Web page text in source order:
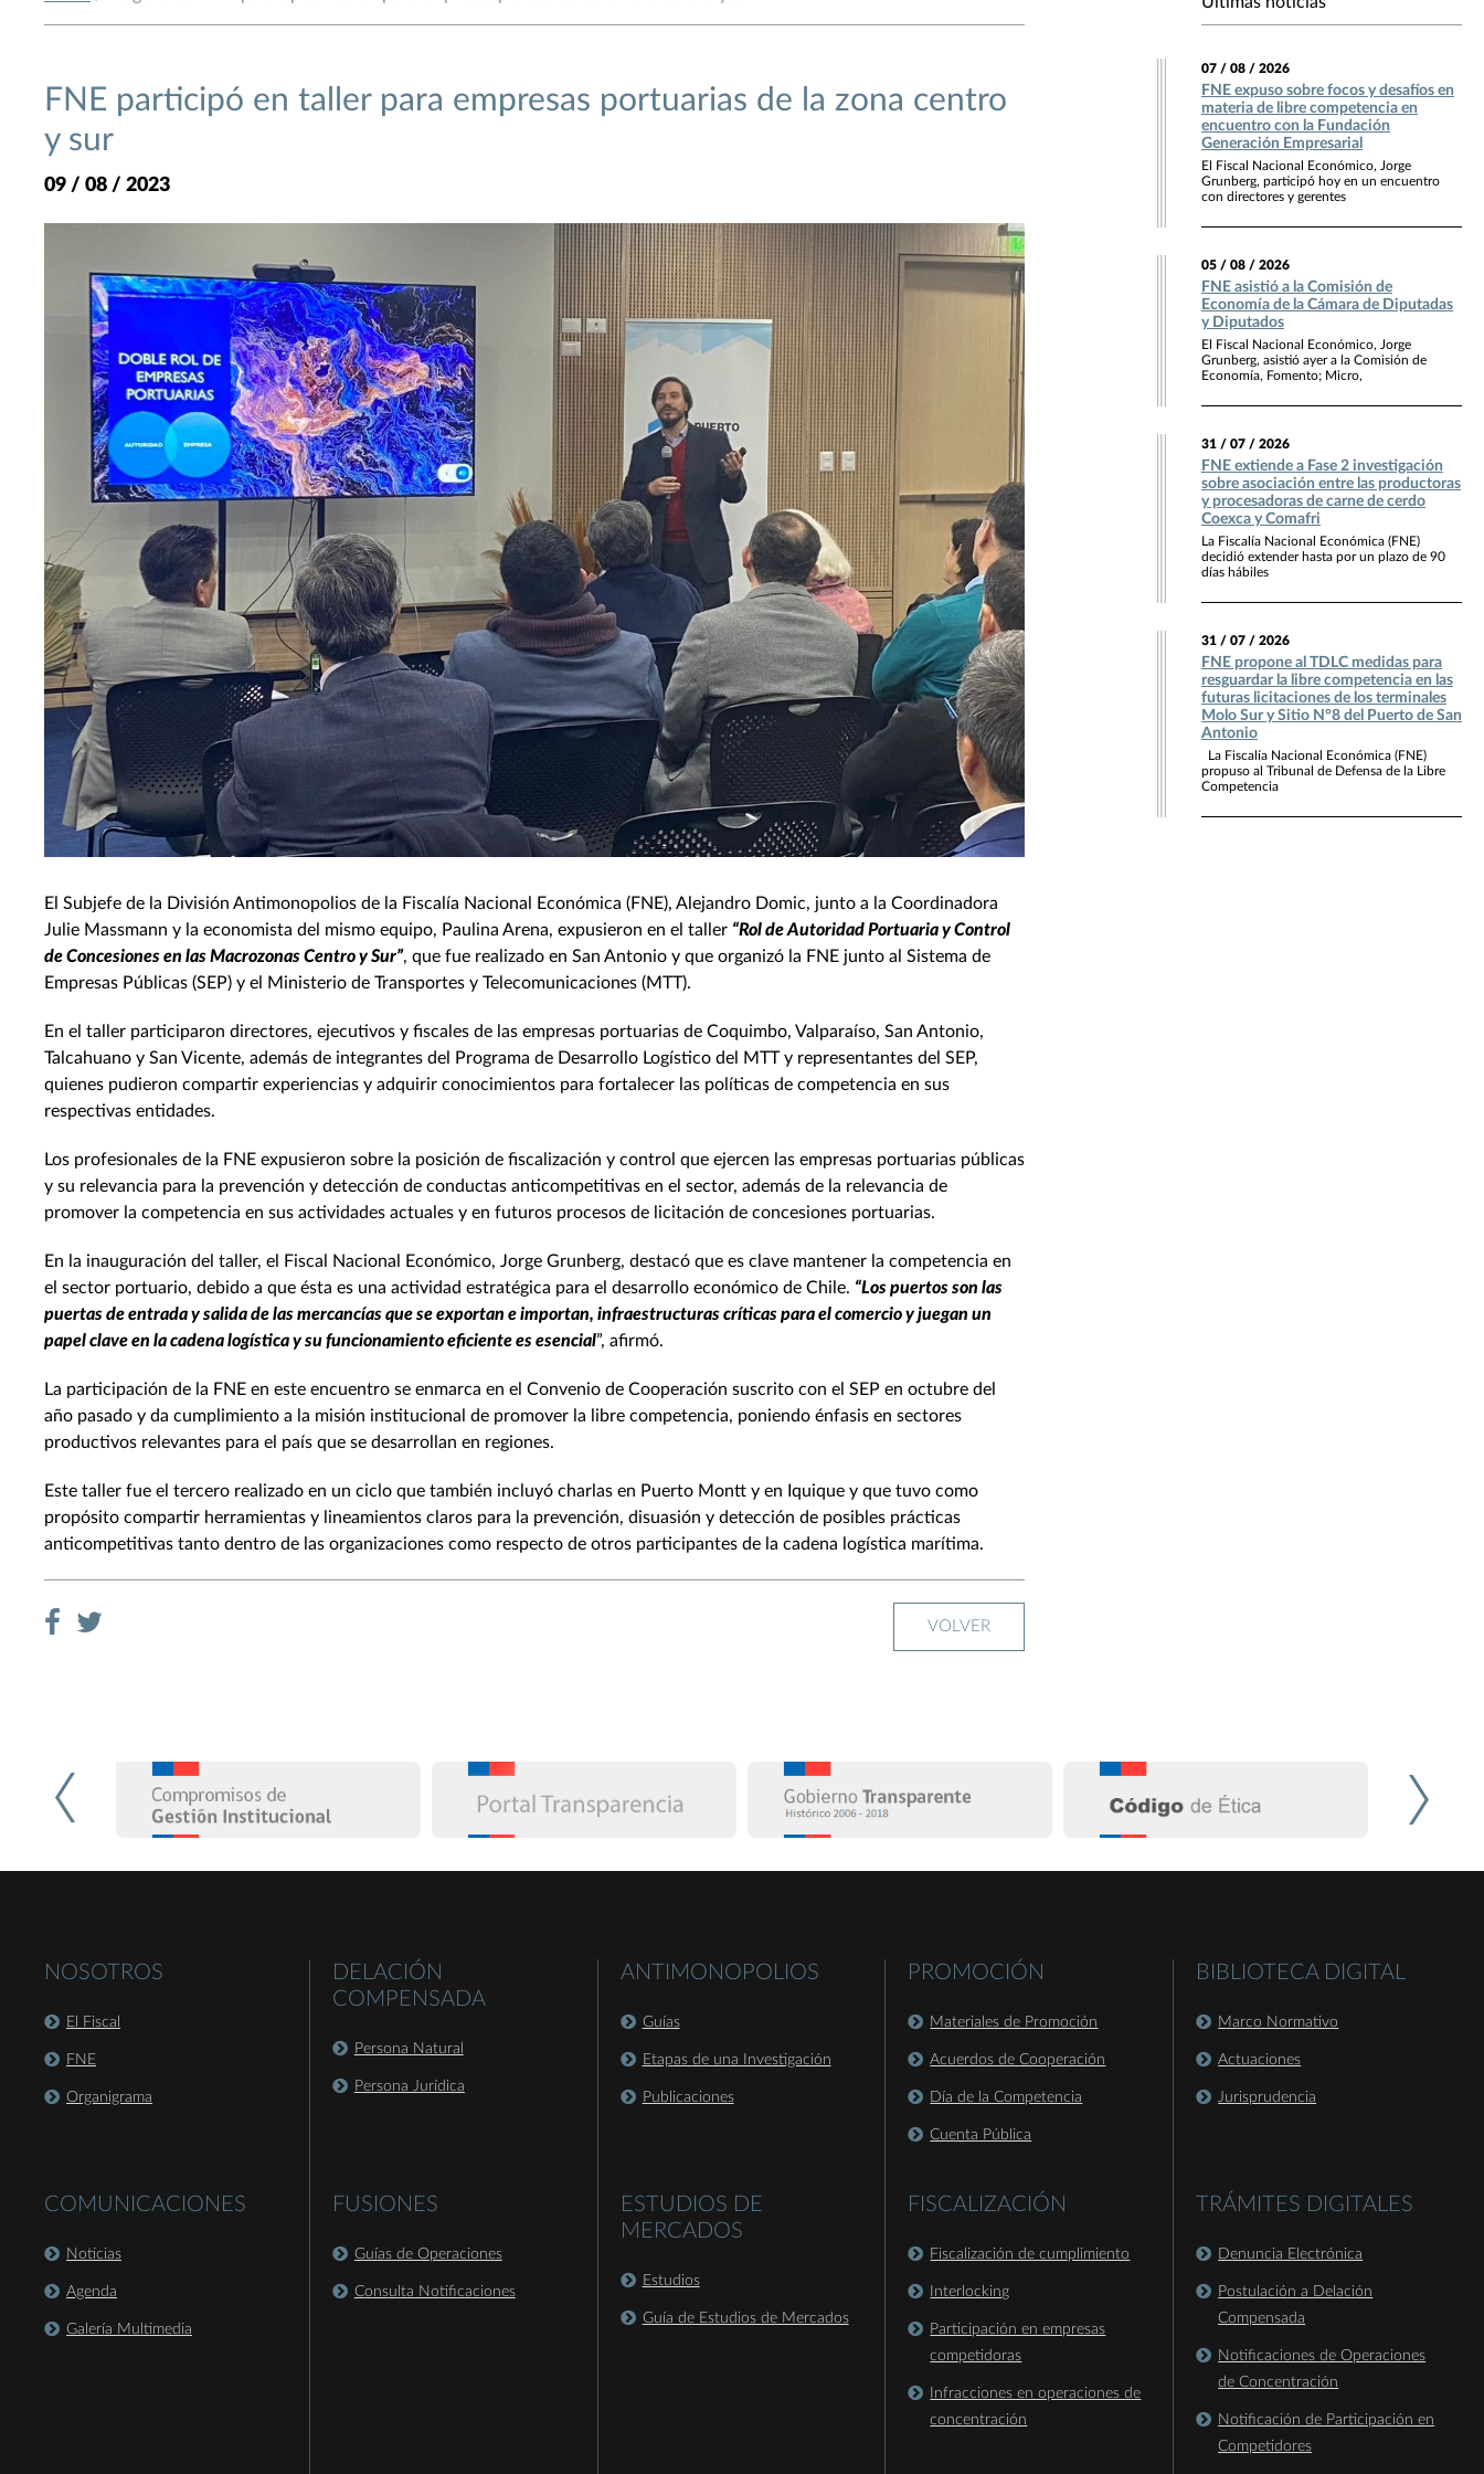
FNE participó en taller para empresas portuarias de la zona centro
y sur
09 / 08 / 2023
El Subjefe de la División Antimonopolios de la Fiscalía Nacional Económica (FNE), Alejandro Domic, junto a la Coordinadora
Julie Massmann y la economista del mismo equipo, Paulina Arena, expusieron en el taller “Rol de Autoridad Portuaria y Control
de Concesiones en las Macrozonas Centro y Sur”, que fue realizado en San Antonio y que organizó la FNE junto al Sistema de
Empresas Públicas (SEP) y el Ministerio de Transportes y Telecomunicaciones (MTT).
En el taller participaron directores, ejecutivos y fiscales de las empresas portuarias de Coquimbo, Valparaíso, San Antonio,
Talcahuano y San Vicente, además de integrantes del Programa de Desarrollo Logístico del MTT y representantes del SEP,
quienes pudieron compartir experiencias y adquirir conocimientos para fortalecer las políticas de competencia en sus
respectivas entidades.
Los profesionales de la FNE expusieron sobre la posición de fiscalización y control que ejercen las empresas portuarias públicas
y su relevancia para la prevención y detección de conductas anticompetitivas en el sector, además de la relevancia de
promover la competencia en sus actividades actuales y en futuros procesos de licitación de concesiones portuarias.
En la inauguración del taller, el Fiscal Nacional Económico, Jorge Grunberg, destacó que es clave mantener la competencia en
el sector portuario, debido a que ésta es una actividad estratégica para el desarrollo económico de Chile. “Los puertos son las
puertas de entrada y salida de las mercancías que se exportan e importan, infraestructuras críticas para el comercio y juegan un
papel clave en la cadena logística y su funcionamiento eficiente es esencial”, afirmó.
La participación de la FNE en este encuentro se enmarca en el Convenio de Cooperación suscrito con el SEP en octubre del
año pasado y da cumplimiento a la misión institucional de promover la libre competencia, poniendo énfasis en sectores
productivos relevantes para el país que se desarrollan en regiones.
Este taller fue el tercero realizado en un ciclo que también incluyó charlas en Puerto Montt y en Iquique y que tuvo como
propósito compartir herramientas y lineamientos claros para la prevención, disuasión y detección de posibles prácticas
anticompetitivas tanto dentro de las organizaciones como respecto de otros participantes de la cadena logística marítima.
VOLVER
07 / 08 / 2026
FNE expuso sobre focos y desafíos en
materia de libre competencia en
encuentro con la Fundación
Generación Empresarial
El Fiscal Nacional Económico, Jorge
Grunberg, participó hoy en un encuentro
con directores y gerentes
05 / 08 / 2026
FNE asistió a la Comisión de
Economía de la Cámara de Diputadas
y Diputados
El Fiscal Nacional Económico, Jorge
Grunberg, asistió ayer a la Comisión de
Economía, Fomento; Micro,
31 / 07 / 2026
FNE extiende a Fase 2 investigación
sobre asociación entre las productoras
y procesadoras de carne de cerdo
Coexca y Comafri
La Fiscalía Nacional Económica (FNE)
decidió extender hasta por un plazo de 90
días hábiles
31 / 07 / 2026
FNE propone al TDLC medidas para
resguardar la libre competencia en las
futuras licitaciones de los terminales
Molo Sur y Sitio N°8 del Puerto de San
Antonio
La Fiscalía Nacional Económica (FNE)
propuso al Tribunal de Defensa de la Libre
Competencia
NOSOTROS
El Fiscal
FNE
Organigrama
COMUNICACIONES
Noticias
Agenda
Galería Multimedia
DELACIÓN
COMPENSADA
Persona Natural
Persona Jurídica
FUSIONES
Guías de Operaciones
Consulta Notificaciones
ANTIMONOPOLIOS
Guías
Etapas de una Investigación
Publicaciones
ESTUDIOS DE
MERCADOS
Estudios
Guía de Estudios de Mercados
PROMOCIÓN
Materiales de Promoción
Acuerdos de Cooperación
Día de la Competencia
Cuenta Pública
FISCALIZACIÓN
Fiscalización de cumplimiento
Interlocking
Participación en empresas
competidoras
Infracciones en operaciones de
concentración
BIBLIOTECA DIGITAL
Marco Normativo
Actuaciones
Jurisprudencia
TRÁMITES DIGITALES
Denuncia Electrónica
Postulación a Delación
Compensada
Notificaciones de Operaciones
de Concentración
Notificación de Participación en
Competidores